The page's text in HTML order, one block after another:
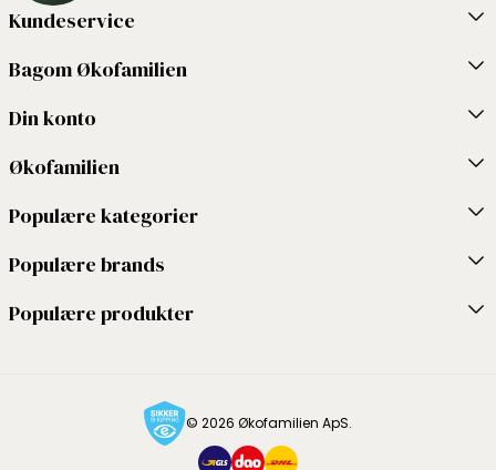
Kundeservice
Bagom Økofamilien
Din konto
Økofamilien
Populære kategorier
Populære brands
Populære produkter
© 2026 Økofamilien ApS.